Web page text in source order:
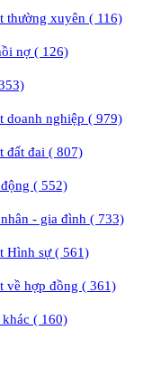
thường xuyên ( 116)
nợ ( 126)
doanh nghiệp ( 979)
đất đai ( 807)
( 552)
- gia đình ( 733)
Hình sự ( 561)
về hợp đồng ( 361)
( 160)